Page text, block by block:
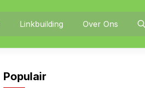
Linkbuilding Over Ons
Populair